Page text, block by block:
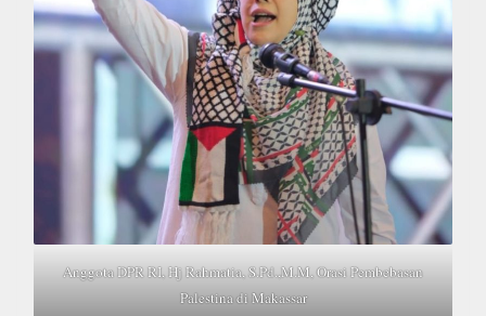
Anggota DPR RI, Hj Rahmatia, S.Pd.,M.M, Orasi Pembebasan
Palestina di Makassar